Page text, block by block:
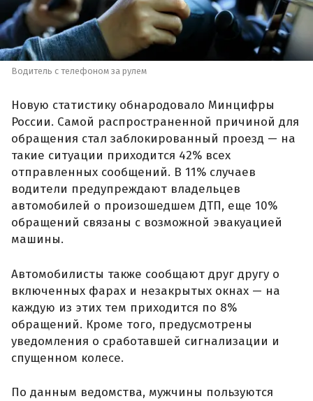
Водитель с телефоном за рулем
Новую статистику обнародовало Минцифры
России. Самой распространенной причиной для
обращения стал заблокированный проезд — на
такие ситуации приходится 42% всех
отправленных сообщений. В 11% случаев
водители предупреждают владельцев
автомобилей о произошедшем ДТП, еще 10%
обращений связаны с возможной эвакуацией
машины.
Автомобилисты также сообщают друг другу о
включенных фарах и незакрытых окнах — на
каждую из этих тем приходится по 8%
обращений. Кроме того, предусмотрены
уведомления о сработавшей сигнализации и
спущенном колесе.
По данным ведомства, мужчины пользуются